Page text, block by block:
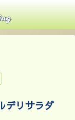
デリサラダ